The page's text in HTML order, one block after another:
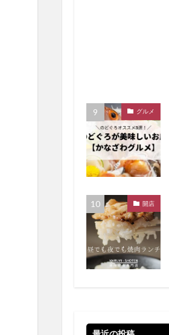
グルメ
開店